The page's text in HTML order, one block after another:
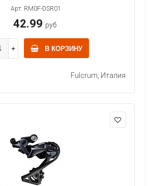
Арт: RM0F-DSR01
42.99 руб
В КОРЗИНУ
Fulcrum, Италия